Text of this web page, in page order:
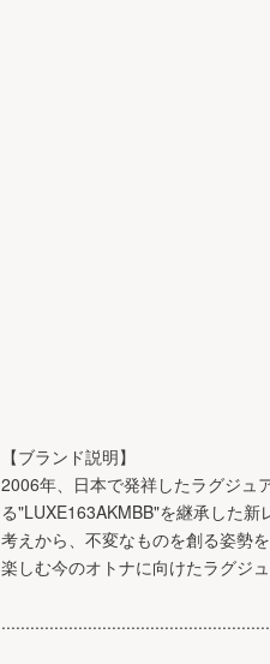
【ブランド説明】
2006年、日本で発祥したラグジュ
る"LUXE163AKMBB"を継承した
考えから、不変なものを創る姿勢
楽しむ今のオトナに向けたラグジ